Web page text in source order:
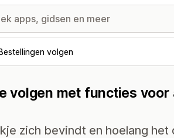
volgen
volgen met functies voor
zich bevindt en hoelang